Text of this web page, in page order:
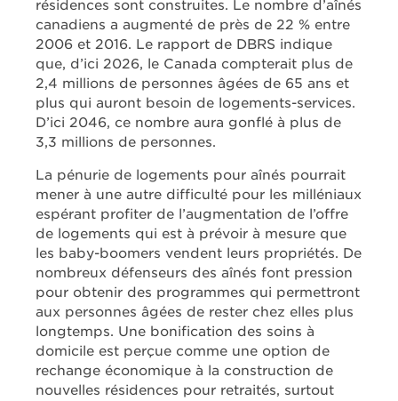
résidences sont construites. Le nombre d’aînés
canadiens a augmenté de près de 22 % entre
2006 et 2016. Le rapport de DBRS indique
que, d’ici 2026, le Canada compterait plus de
2,4 millions de personnes âgées de 65 ans et
plus qui auront besoin de logements-services.
D’ici 2046, ce nombre aura gonflé à plus de
3,3 millions de personnes.
La pénurie de logements pour aînés pourrait
mener à une autre difficulté pour les milléniaux
espérant profiter de l’augmentation de l’offre
de logements qui est à prévoir à mesure que
les baby-boomers vendent leurs propriétés. De
nombreux défenseurs des aînés font pression
pour obtenir des programmes qui permettront
aux personnes âgées de rester chez elles plus
longtemps. Une bonification des soins à
domicile est perçue comme une option de
rechange économique à la construction de
nouvelles résidences pour retraités, surtout